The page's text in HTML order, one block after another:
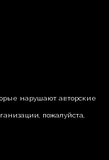
нарушают авторские
пожалуйста,